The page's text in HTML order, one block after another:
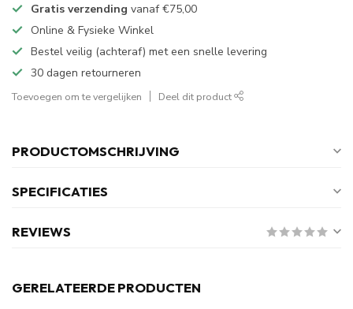
Gratis verzending vanaf€75,00
Online & Fysieke Winkel
Bestel veilig (achteraf) met een snelle levering
30 dagen retourneren
Toevoegen om te vergelijken Deel dit product
PRODUCTOMSCHRIJVING
SPECIFICATIES
REVIEWS
GERELATEERDE PRODUCTEN